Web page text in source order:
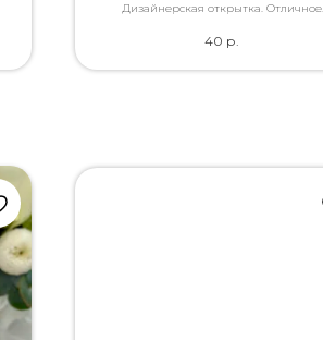
Дизайнерская открытка. Отличное
Вы так хотели сказать.
40 р.